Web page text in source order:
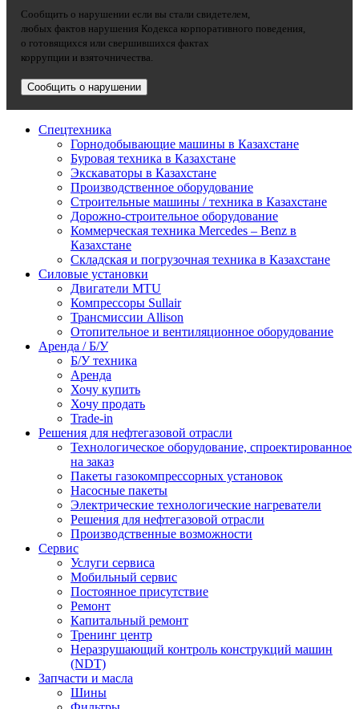
Сообщить о нарушении если вы стали свидетелем,
любых фактов нарушения Кодекса корпоративного поведения,
о готовящихся или свершившихся фактах
коррупции и взяточничества.
Сообщить о нарушении
Спецтехника
Горнодобывающие машины в Казахстане
Буровая техника в Казахстане
Экскаваторы в Казахстане
Производственное оборудование
Строительные машины / техника в Казахстане
Дорожно-строительное оборудование
Коммерческая техника Mercedes – Benz в
Казахстане
Складская и погрузочная техника в Казахстане
Силовые установки
Двигатели MTU
Компрессоры Sullair
Трансмиссии Allison
Отопительное и вентиляционное оборудование
Аренда / Б/У
Б/У техника
Аренда
Хочу купить
Хочу продать
Trade-in
Решения для нефтегазовой отрасли
Технологическое оборудование, спроектированное
на заказ
Пакеты газокомпрессорных установок
Насосные пакеты
Электрические технологические нагреватели
Решения для нефтегазовой отрасли
Производственные возможности
Сервис
Услуги сервиса
Мобильный сервис
Постоянное присутствие
Ремонт
Капитальный ремонт
Тренинг центр
Неразрушающий контроль конструкций машин
(NDT)
Запчасти и масла
Шины